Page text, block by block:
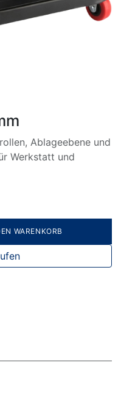
Ablageebene und
Werkstatt und
WARENKORB